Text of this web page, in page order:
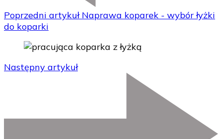
Poprzedni artykuł Naprawa koparek - wybór łyżki
do koparki
Następny artykuł